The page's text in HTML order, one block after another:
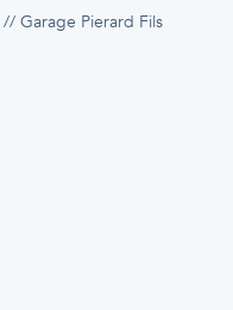
Garage Pierard Fils